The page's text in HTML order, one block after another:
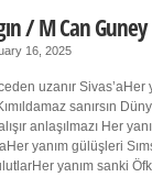
/ M Can Guney
16, 2025
uzanır
sanırsın
anlaşılmazı Her
yanım gülüşleri
yanım sanki